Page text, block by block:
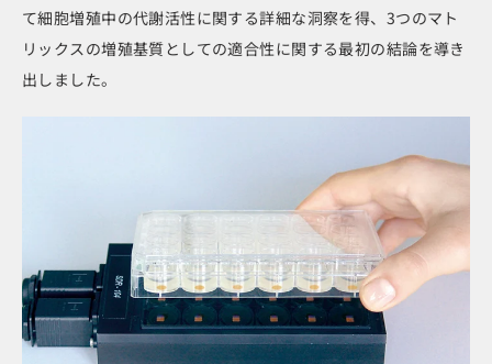
て細胞増殖中の代謝活性に関する詳細な洞察を得、3つのマト
リックスの増殖基質としての適合性に関する最初の結論を導き
出しました。